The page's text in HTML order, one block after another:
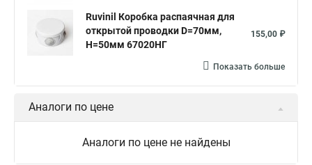
Ruvinil Коробка распаячная для
открытой проводки D=70мм,
Н=50мм 67020НГ
155,00 ₽
Показать больше
Аналоги по цене
Аналоги по цене не найдены